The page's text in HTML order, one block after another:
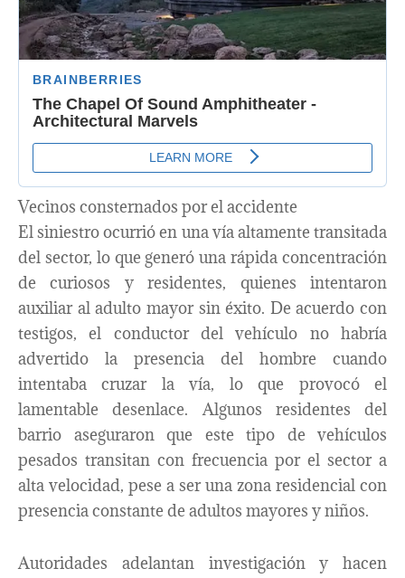
Vecinos consternados por el accidente
El siniestro ocurrió en una vía altamente transitada
del sector, lo que generó una rápida concentración
de curiosos y residentes, quienes intentaron
auxiliar al adulto mayor sin éxito. De acuerdo con
testigos, el conductor del vehículo no habría
advertido la presencia del hombre cuando
intentaba cruzar la vía, lo que provocó el
lamentable desenlace. Algunos residentes del
barrio aseguraron que este tipo de vehículos
pesados transitan con frecuencia por el sector a
alta velocidad, pese a ser una zona residencial con
presencia constante de adultos mayores y niños.
Autoridades adelantan investigación y hacen